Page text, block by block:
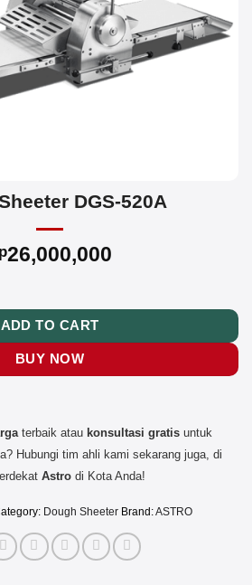
DGS-520A
26,000,000
quantity
ADD TO CART
BUY NOW
terbaik atau konsultasi gratisuntuk
Hubungi tim ahli kami sekarang juga, di
Astro di Kota Anda!
Dough Sheeter Brand:ASTRO